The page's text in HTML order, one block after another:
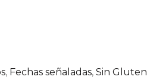
, Fechas señaladas, Sin Gluten